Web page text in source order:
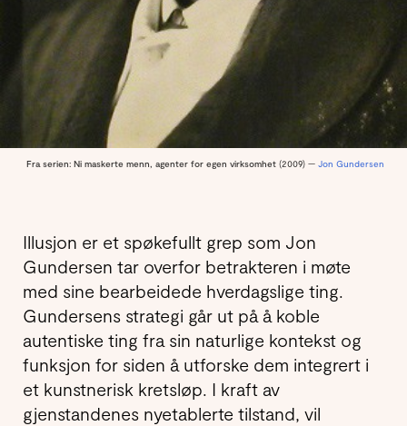
Fra serien: Ni maskerte menn, agenter for egen virksomhet (2009) — Jon Gundersen
Illusjon er et spøkefullt grep som Jon
Gundersen tar overfor betrakteren i møte
med sine bearbeidede hverdagslige ting.
Gundersens strategi går ut på å koble
autentiske ting fra sin naturlige kontekst og
funksjon for siden å utforske dem integrert i
et kunstnerisk kretsløp. I kraft av
gjenstandenes nyetablerte tilstand, vil